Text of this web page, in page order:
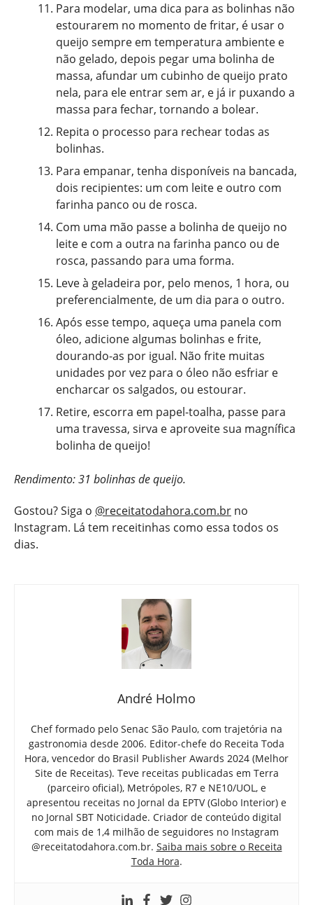
Para modelar, uma dica para as bolinhas não
estourarem no momento de fritar, é usar o
queijo sempre em temperatura ambiente e
não gelado, depois pegar uma bolinha de
massa, afundar um cubinho de queijo prato
nela, para ele entrar sem ar, e já ir puxando a
massa para fechar, tornando a bolear.
Repita o processo para rechear todas as
bolinhas.
Para empanar, tenha disponíveis na bancada,
dois recipientes: um com leite e outro com
farinha panco ou de rosca.
Com uma mão passe a bolinha de queijo no
leite e com a outra na farinha panco ou de
rosca, passando para uma forma.
Leve à geladeira por, pelo menos, 1 hora, ou
preferencialmente, de um dia para o outro.
Após esse tempo, aqueça uma panela com
óleo, adicione algumas bolinhas e frite,
dourando-as por igual. Não frite muitas
unidades por vez para o óleo não esfriar e
encharcar os salgados, ou estourar.
Retire, escorra em papel-toalha, passe para
uma travessa, sirva e aproveite sua magnífica
bolinha de queijo!
Rendimento: 31 bolinhas de queijo.
Gostou? Siga o @receitatodahora.com.br no
Instagram. Lá tem receitinhas como essa todos os
dias.
André Holmo
Chef formado pelo Senac São Paulo, com trajetória na
gastronomia desde 2006. Editor-chefe do Receita Toda
Hora, vencedor do Brasil Publisher Awards 2024 (Melhor
Site de Receitas). Teve receitas publicadas em Terra
(parceiro oficial), Metrópoles, R7 e NE10/UOL, e
apresentou receitas no Jornal da EPTV (Globo Interior) e
no Jornal SBT Noticidade. Criador de conteúdo digital
com mais de 1,4 milhão de seguidores no Instagram
@receitatodahora.com.br. Saiba mais sobre o Receita
Toda Hora.